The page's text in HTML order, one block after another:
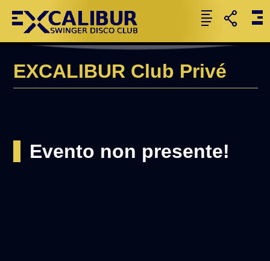
EXCALIBUR Club Privé
Evento non presente!